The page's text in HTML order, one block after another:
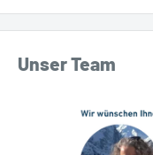
Unser Team